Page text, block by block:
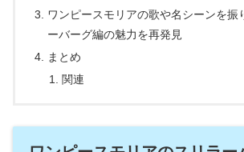
ワンピースモリアの歌や名シーンを振
ーバーグ編の魅力を再発見
まとめ
関連